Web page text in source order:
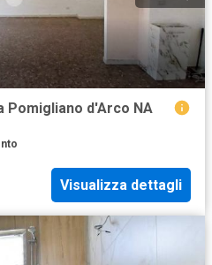
Pomigliano d'Arco NA
Visualizza dettagli